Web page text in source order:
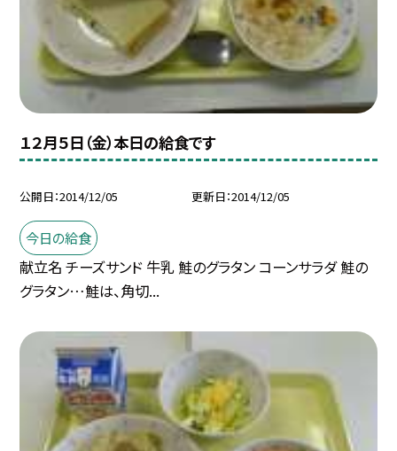
１２月５日（金）本日の給食です
公開日 2014/12/05 更新日 2014/12/05
今日の給食
献立名 チーズサンド 牛乳 鮭のグラタン コーンサラダ 鮭の
グラタン…鮭は、角切...